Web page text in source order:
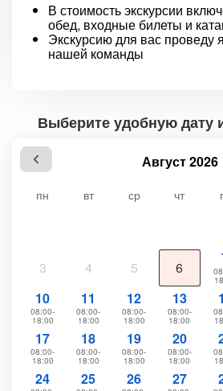
В стоимость экскурсии
обед, входные билеты и
Экскурсию для вас проведу
нашей команды
Выберите удобную дату
Август 2026
пн вт ср чт
3 4 5 6
10
08:00-
18:00
11
08:00-
18:00
12
08:00-
18:00
13
08:00-
18:00
17
08:00-
18:00
18
08:00-
18:00
19
08:00-
18:00
20
08:00-
18:00
24 25 26 27